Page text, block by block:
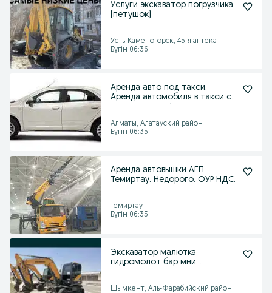
Услуги экскаватор погрузчика
(петушок)
Усть-Каменогорск, 45-я аптека
Бүгін 06:36
Аренда авто под такси.
Аренда автомобиля в такси с
Алматы, Алатауский район
Бүгін 06:35
Аренда автовышки АГП
Темиртау. Недорого. ОУР НДС.
Темиртау
Бүгін 06:35
Экскаватор малютка
гидромолот бар мни
Шымкент, Аль-Фарабийский район